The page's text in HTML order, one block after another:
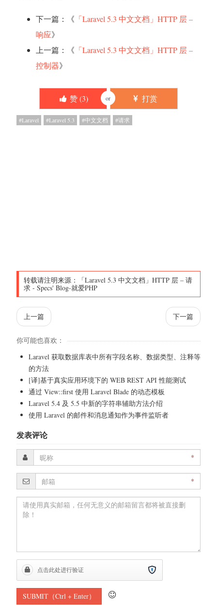
下一篇：《 「Laravel 5.3 中文文档」HTTP 层 –
响应》
上一篇：《 「Laravel 5.3 中文文档」HTTP 层 –
控制器》
赞 (3) or 打赏
Laravel Laravel 5.3 中文文档 请求
转载请注明来源：
「Laravel 5.3 中文文档」HTTP 层 – 请
求 - Specs' Blog-就爱PHP
上一篇 下一篇
你可能也喜欢：
Laravel 获取数据库表中所有字段名称、数据类型、注释等
的方法
[译]基于真实应用环境下的 WEB REST API 性能测试
通过 View::first 使用 Laravel Blade 的动态模板
Laravel 5.4 及 5.5 中新的字符串辅助方法介绍
使用 Laravel 的邮件和消息通知作为事件监听者
发表评论
*
*